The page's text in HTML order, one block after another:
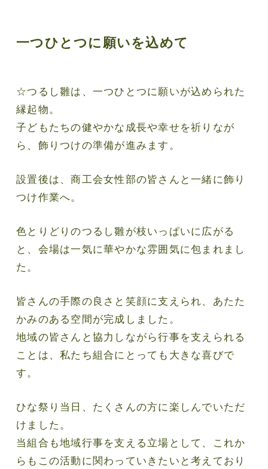
一つひとつに願いを込めて
☆つるし雛は、一つひとつに願いが込められた
縁起物。
子どもたちの健やかな成長や幸せを祈りなが
ら、飾りつけの準備が進みます。
設置後は、商工会女性部の皆さんと一緒に飾り
つけ作業へ。
色とりどりのつるし雛が枝いっぱいに広がる
と、会場は一気に華やかな雰囲気に包まれまし
た。
皆さんの手際の良さと笑顔に支えられ、あたた
かみのある空間が完成しました。
地域の皆さんと協力しながら行事を支えられる
ことは、私たち組合にとっても大きな喜びで
す。
ひな祭り当日、たくさんの方に楽しんでいただ
けました。
当組合も地域行事を支える立場として、これか
らもこの活動に関わっていきたいと考えており